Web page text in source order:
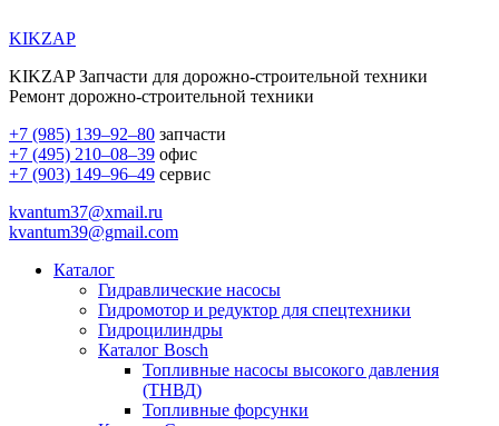
KIKZAP
KIKZAP Запчасти для дорожно-строительной техники
Ремонт дорожно-строительной техники
+7 (985) 139–92–80 запчасти
+7 (495) 210–08–39 офис
+7 (903) 149–96–49 сервис
kvantum37@xmail.ru
kvantum39@gmail.com
Каталог
Гидравлические насосы
Гидромотор и редуктор для спецтехники
Гидроцилиндры
Каталог Bosch
Топливные насосы высокого давления
(ТНВД)
Топливные форсунки